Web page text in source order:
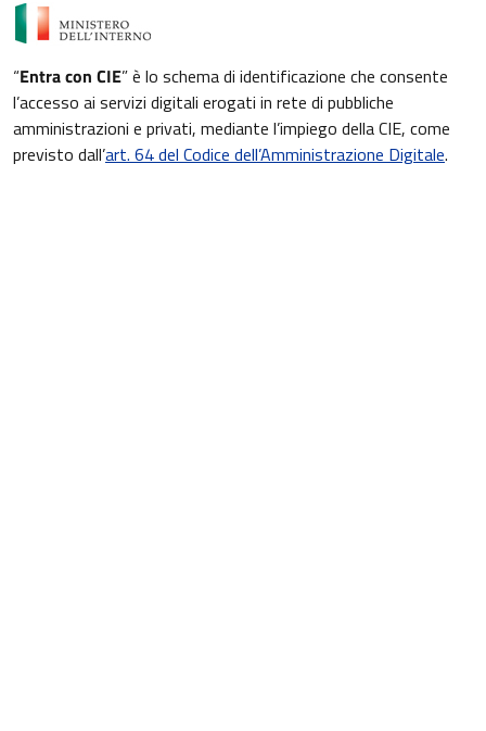
“Entra con CIE” è lo schema di identificazione che consente
l’accesso ai servizi digitali erogati in rete di pubbliche
amministrazioni e privati, mediante l’impiego della CIE, come
previsto dall’art. 64 del Codice dell’Amministrazione Digitale.